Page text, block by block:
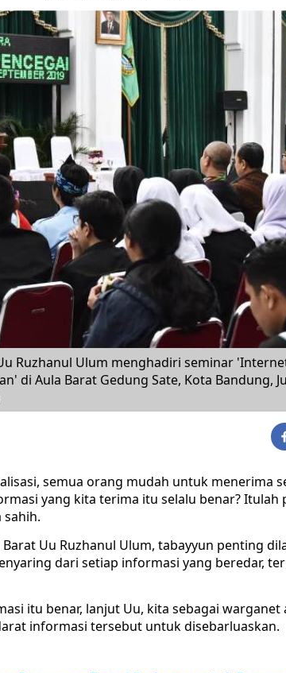
Ruzhanul Ulum menghadiri seminar
di Aula Barat Gedung Sate, Kota Bandung,
semua orang mudah untuk menerima
yang kita terima itu selalu benar? Itulah
sahih.
Uu Ruzhanul Ulum, tabayyun penting
dari setiap informasi yang beredar,
itu benar, lanjut Uu, kita sebagai warganet
informasi tersebut untuk disebarluaskan.